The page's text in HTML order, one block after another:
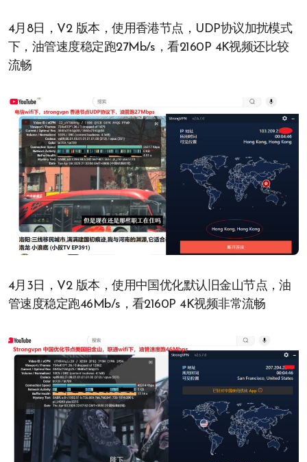
4月8日，V2 版本，使用香港节点，UDP协议加扰模式
下，油管速度稳定跑27Mb/s，看2160P 4K视频还比较
流畅
4月3日，V2 版本，使用中国优化默认旧金山节点，油
管速度稳定跑46Mb/s，看2160P 4K视频非常流畅